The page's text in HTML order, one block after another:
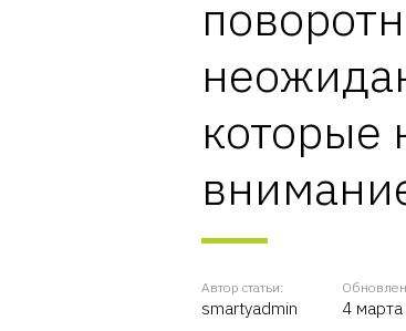
которые
Автор статьи:
smartyadmin 4